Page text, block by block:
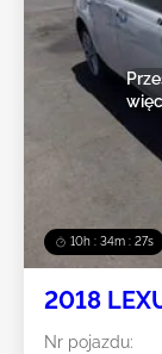
10h : 34m : 24s
2018
Nr pojazdu: